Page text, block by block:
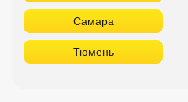
Самара
Тюмень